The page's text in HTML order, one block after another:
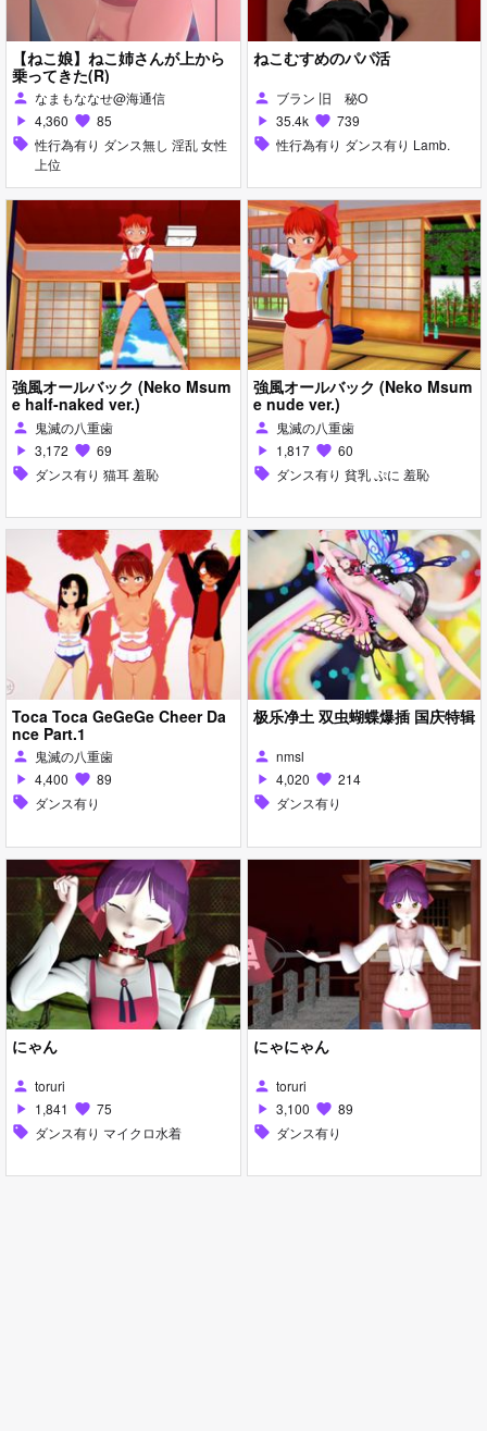
【ねこ娘】ねこ姉さんが上から
乗ってきた(R)
person なまもななせ@海通信
play_arrow 4,360 favorite 85
sell 性行為有り ダンス無し 淫乱 女性
上位
ねこむすめのパパ活
person ブラン 旧 秘O
play_arrow 35.4k favorite 739
sell 性行為有り ダンス有り Lamb.
強風オールバック (Neko Msum
e half-naked ver.)
person 鬼滅の八重歯
play_arrow 3,172 favorite 69
sell ダンス有り 猫耳 羞恥
強風オールバック (Neko Msum
e nude ver.)
person 鬼滅の八重歯
play_arrow 1,817 favorite 60
sell ダンス有り 貧乳 ぷに 羞恥
Toca Toca GeGeGe Cheer Da
nce Part.1
person 鬼滅の八重歯
play_arrow 4,400 favorite 89
sell ダンス有り
极乐净土 双虫蝴蝶爆插 国庆特辑
person nmsl
play_arrow 4,020 favorite 214
sell ダンス有り
にゃん
person toruri
play_arrow 1,841 favorite 75
sell ダンス有り マイクロ水着
にゃにゃん
person toruri
play_arrow 3,100 favorite 89
sell ダンス有り